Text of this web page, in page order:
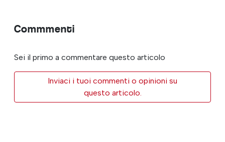
Commmenti
Sei il primo a commentare questo articolo
Inviaci i tuoi commenti o opinioni su
questo articolo.